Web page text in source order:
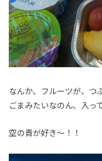
なんか、フルーツが、つ
ごまみたいなのん、入っ
空の青が好き〜！！